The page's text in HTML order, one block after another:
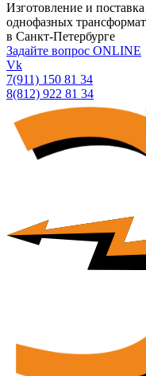
Изготовление и
однофазных
в Санкт-Петербурге
Задайте вопрос ONLINE
Vk
7(911) 150 81 34
8(812) 922 81 34